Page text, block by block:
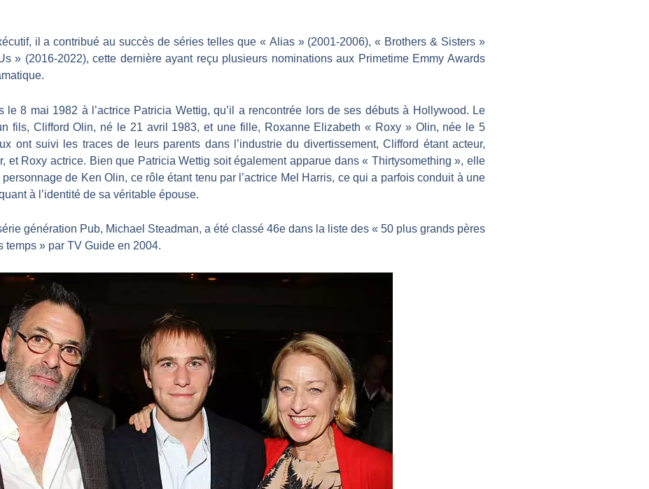
il a contribué au succès de séries telles que « Alias » (2001-2006), « Brothers & Sisters »
» (2016-2022), cette dernière ayant reçu plusieurs nominations aux Primetime Emmy Awards
le 8 mai 1982 à l’actrice Patricia Wettig, qu’il a rencontrée lors de ses débuts à Hollywood. Le
fils, Clifford Olin, né le 21 avril 1983, et une fille, Roxanne Elizabeth « Roxy » Olin, née le 5
ont suivi les traces de leurs parents dans l’industrie du divertissement, Clifford étant acteur,
et Roxy actrice. Bien que Patricia Wettig soit également apparue dans « Thirtysomething », elle
personnage de Ken Olin, ce rôle étant tenu par l’actrice Mel Harris, ce qui a parfois conduit à une
à l’identité de sa véritable épouse.
génération Pub, Michael Steadman, a été classé 46e dans la liste des « 50 plus grands pères
temps » par TV Guide en 2004.